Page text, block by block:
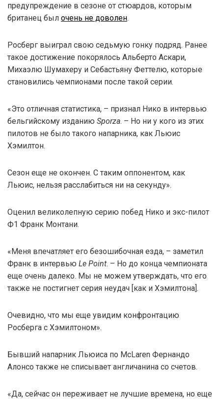
предупреждение в сезоне от стюардов, которым
британец был очень не доволен.
Росберг выиграл свою седьмую гонку подряд. Ранее
такое достижение покорялось Альберто Аскари,
Михаэлю Шумахеру и Себастьяну Феттелю, которые
становились чемпионами после такой серии.
«Это отличная статистика, – признал Нико в интервью
бельгийскому изданию Sporza. – Но ни у кого из этих
пилотов не было такого напарника, как Льюис
Хэмилтон.
Сезон еще не окончен. С таким оппонентом, как
Льюис, нельзя расслабиться ни на секунду».
Оценил великолепную серию побед Нико и экс-пилот
Ф1 Франк Монтани.
«Меня впечатляет его безошибочная езда, – заметил
Франк в интервью Le Point. – Но до конца чемпионата
еще очень далеко. Мы не можем утверждать, что его
также не постигнет серия неудач [как и Хэмилтона].
Очевидно, что мы еще увидим конфронтацию
Росберга с Хэмилтоном».
Бывший напарник Льюиса по McLaren Фернандо
Алонсо также не списывает англичанина со счетов.
«Да, сейчас он переживает не лучшие времена, но еще